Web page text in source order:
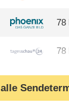
78
78
alle